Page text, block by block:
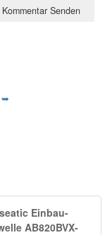
➥
Einbau-
AB820BVX-